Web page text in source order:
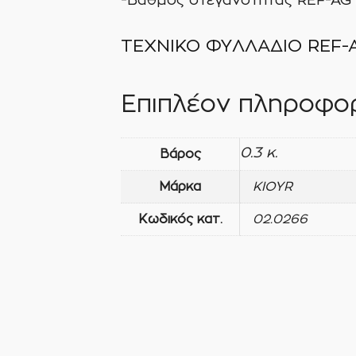
ΤΕΧΝΙΚΟ ΦΥΛΛΑΔΙΟ REF-
Επιπλέον
Βάρος 0.3 κ.
Μάρκα KIOYR
Κωδικός κατ. 02.0266